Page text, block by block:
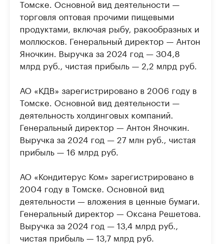
Томске. Основной вид деятельности —
торговля оптовая прочими пищевыми
продуктами, включая рыбу, ракообразных и
моллюсков. Генеральный директор — Антон
Яночкин. Выручка за 2024 год — 304,8
млрд руб., чистая прибыль — 2,2 млрд руб.
АО «КДВ» зарегистрировано в 2006 году в
Томске. Основной вид деятельности —
деятельность холдинговых компаний.
Генеральный директор — Антон Яночкин.
Выручка за 2024 год — 27 млн руб., чистая
прибыль — 16 млрд руб.
АО «Кондитерус Ком» зарегистрировано в
2004 году в Томске. Основной вид
деятельности — вложения в ценные бумаги.
Генеральный директор — Оксана Решетова.
Выручка за 2024 год — 13,4 млрд руб.,
чистая прибыль — 13,7 млрд руб.